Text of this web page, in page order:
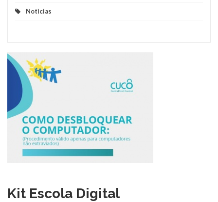
Noticias
Kit Escola Digital